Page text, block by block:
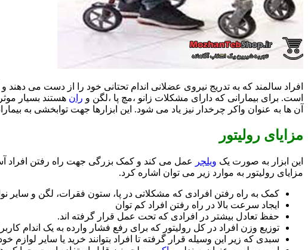
افراد سالمند که به تدریج نیروی عضلانی اندام تحتانی خود را از دست می
است. برای بیمارانی که دارای مشکلات زانو ،مچ پا ،لگن و ران هستند بسیار
آن ها به عنوان واکر چرخدار نیز یاد می شود. این ابزارها جهت توابخشی به
مزایای رولیتور
این ابزار به صورت یک ویلچر
عمل می کند و کمک بزرگی جهت راه رفتن افراد
مزایای رولیتور به موارد زیر می توان اشاره کرد.
کمک به راه رفتن افرادی که مشکلاتی در پا، ستون فقرات، لگن و سایر
ایجاد سرعت بالا در راه رفتن افراد کم توان
حفظ تعادل بیشتر در افرادی که تحت عمل قرار گرفته اند.
توزیع وزن افراد در کل رولیتور که برای رفع فشار وارده به یک اندام
سبدی که زیر این وسیله قرار گرفته تا افراد بتوانند خرید یا سایر لوازم